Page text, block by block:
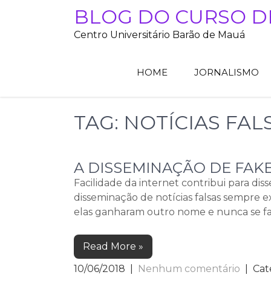
BLOG DO CURSO
Centro Universitário Barão de Mauá
HOME JORNALISMO
TAG: NOTÍCIAS
A DISSEMINAÇÃO DE
Facilidade da internet contribui para
disseminação de notícias falsas sempre
elas ganharam outro nome e nunca se
Read More »
10/06/2018
Nenhum comentário |